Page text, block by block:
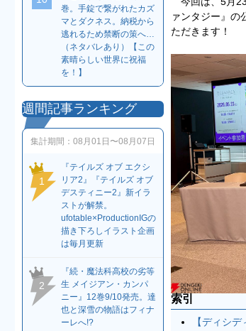
ァンタジー』の
ただきます！
索引
【ディシ
巻。手錠で繋がれたカズ
マとダクネス。納税から
逃れるため禁断の策へ…
（ネタバレあり）【この
素晴らしい世界に祝福
を！】
週間記事ランキング
集計期間： 08月01日〜08月07日
1
『テイルズ オブ エクシ
リア2』『テイルズ オブ
デスティニー2』新イラ
ストが解禁。
ufotable×ProductionIGの
描き下ろしイラスト企画
は毎月更新
2
『続・魔法科高校の劣等
生 メイジアン・カンパ
ニー』12巻9/10発売。達
也と深雪の物語はフィナ
ーレへ!?